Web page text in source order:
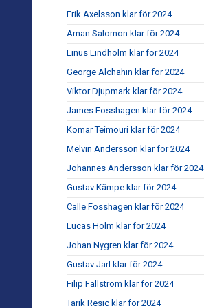
Erik Axelsson klar för 2024
Aman Salomon klar för 2024
Linus Lindholm klar för 2024
George Alchahin klar för 2024
Viktor Djupmark klar för 2024
James Fosshagen klar för 2024
Komar Teimouri klar för 2024
Melvin Andersson klar för 2024
Johannes Andersson klar för 2024
Gustav Kämpe klar för 2024
Calle Fosshagen klar för 2024
Lucas Holm klar för 2024
Johan Nygren klar för 2024
Gustav Jarl klar för 2024
Filip Fallström klar för 2024
Tarik Resic klar för 2024